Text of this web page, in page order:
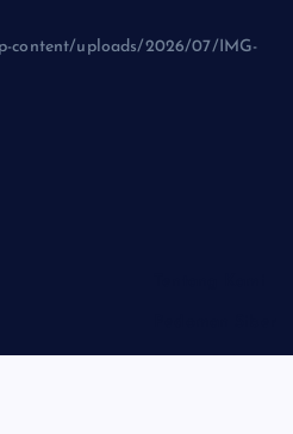
content/uploads/2026/07/IMG-